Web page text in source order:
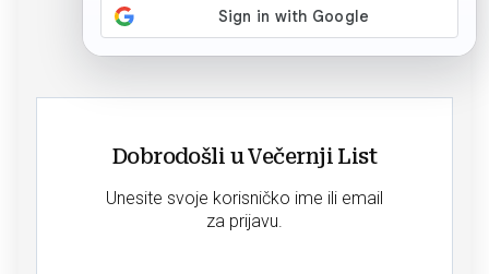
Dobrodošli u Večernji List
Unesite svoje korisničko ime ili email
za prijavu.